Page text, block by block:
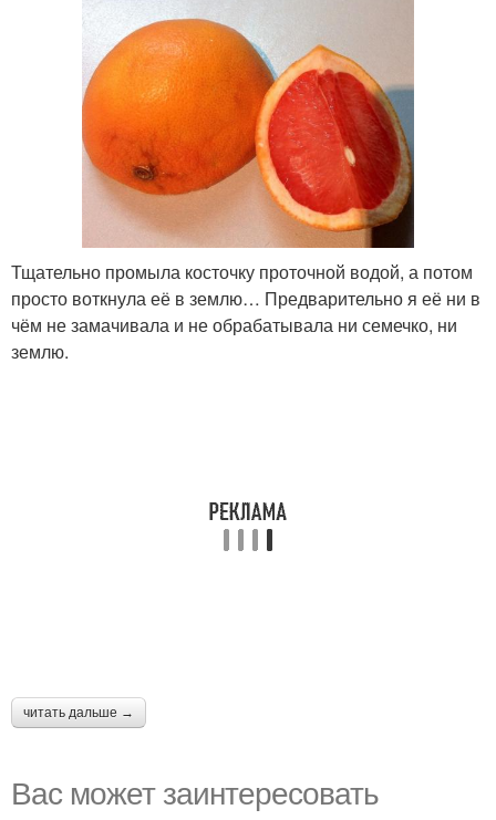
Тщательно промыла косточку проточной водой, а потом
просто воткнула её в землю… Предварительно я её ни в
чём не замачивала и не обрабатывала ни семечко, ни
землю.
читать дальше →
Вас может заинтересовать